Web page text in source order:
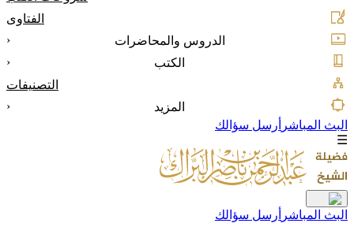
الفتاوى
الدروس والمحاضرات
‹
الكتب
‹
التصنيفات
المزيد
‹
البث المباشر أرسل سؤالك
☰
البث المباشر أرسل سؤالك